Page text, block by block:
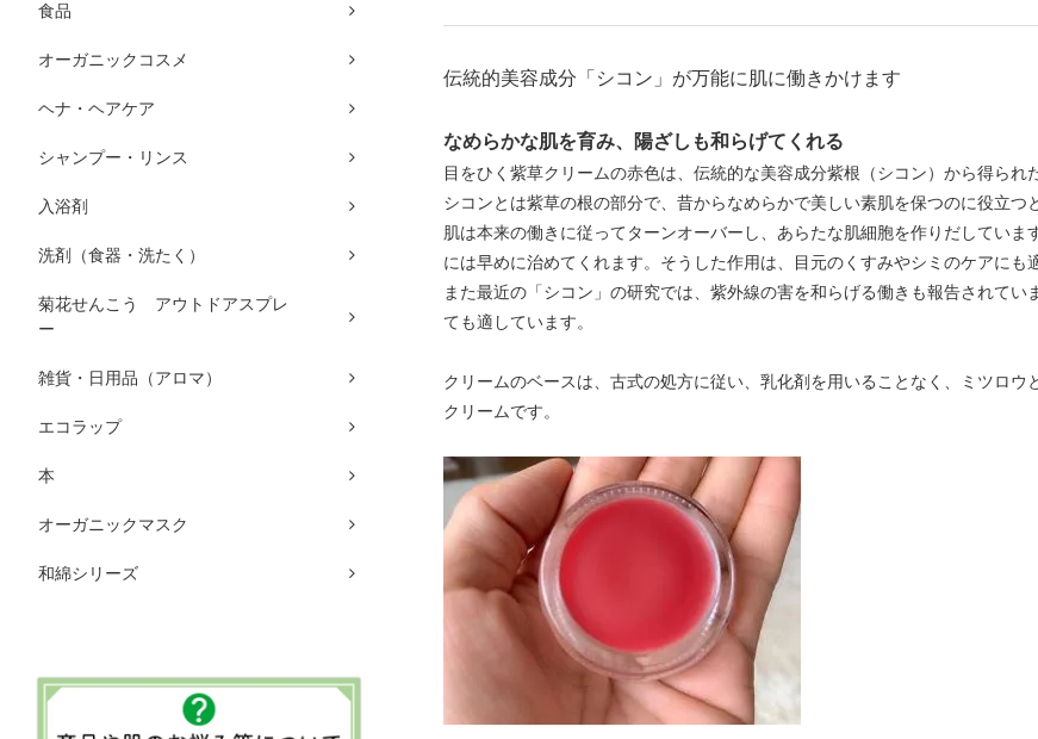
食品
オーガニックコスメ
ヘナ・ヘアケア
シャンプー・リンス
入浴剤
洗剤（食器・洗たく）
菊花せんこう アウトドアスプレ
ー
雑貨・日用品（アロマ）
エコラップ
本
オーガニックマスク
和綿シリーズ
伝統的美容成分「シコン」が万能に肌に働きかけます
なめらかな肌を育み、陽ざしも和らげてくれる
目をひく紫草クリームの赤色は、伝統的な美容成分紫根（シコン）から得られ
シコンとは紫草の根の部分で、昔からなめらかで美しい素肌を保つのに役立つ
肌は本来の働きに従ってターンオーバーし、あらたな肌細胞を作りだしてい
には早めに治めてくれます。そうした作用は、目元のくすみやシミのケアにも
また最近の「シコン」の研究では、紫外線の害を和らげる働きも報告されて
ても適しています。
クリームのベースは、古式の処方に従い、乳化剤を用いることなく、ミツロ
クリームです。